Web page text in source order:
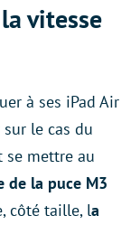
vitesse
à ses iPad Air
le cas du
se mettre au
de la puce M3
côté taille, la